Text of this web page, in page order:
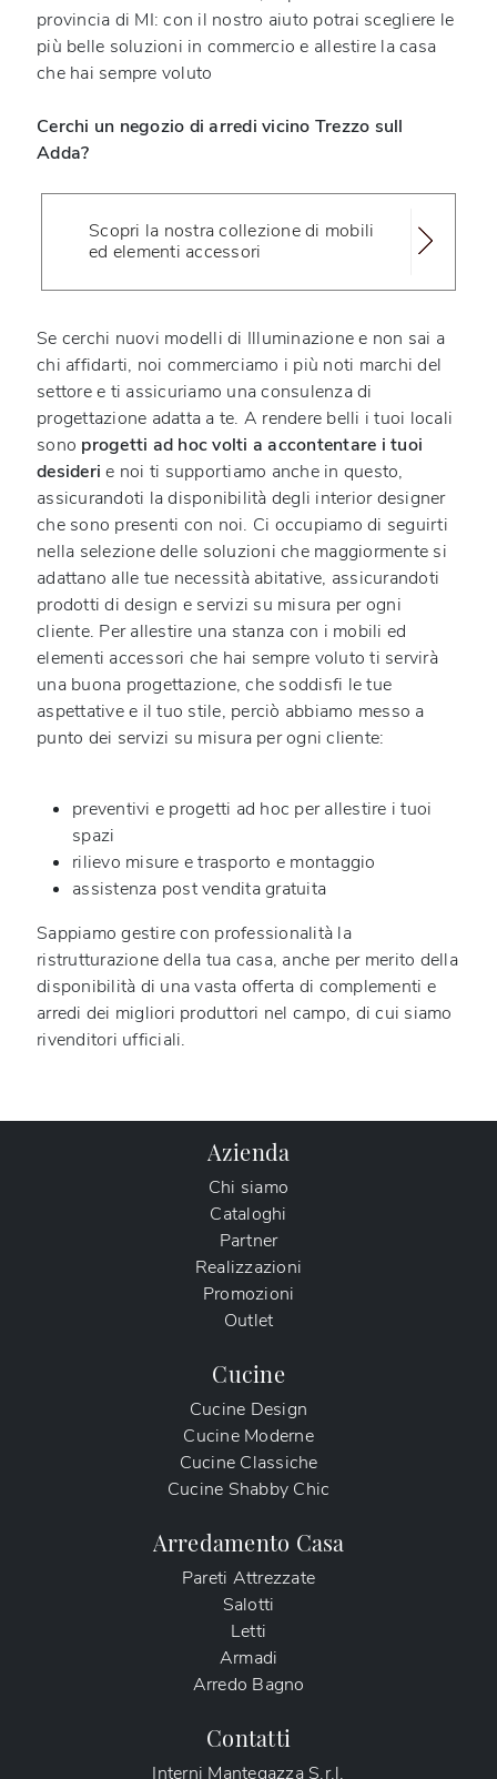
provincia di MI: con il nostro aiuto potrai scegliere le
più belle soluzioni in commercio e allestire la casa
che hai sempre voluto
Cerchi un negozio di arredi vicino Trezzo sull
Adda?
Scopri la nostra collezione di mobili
ed elementi accessori
Se cerchi nuovi modelli di Illuminazione e non sai a
chi affidarti, noi commerciamo i più noti marchi del
settore e ti assicuriamo una consulenza di
progettazione adatta a te. A rendere belli i tuoi locali
sono progetti ad hoc volti a accontentare i tuoi
desideri e noi ti supportiamo anche in questo,
assicurandoti la disponibilità degli interior designer
che sono presenti con noi. Ci occupiamo di seguirti
nella selezione delle soluzioni che maggiormente si
adattano alle tue necessità abitative, assicurandoti
prodotti di design e servizi su misura per ogni
cliente. Per allestire una stanza con i mobili ed
elementi accessori che hai sempre voluto ti servirà
una buona progettazione, che soddisfi le tue
aspettative e il tuo stile, perciò abbiamo messo a
punto dei servizi su misura per ogni cliente:
preventivi e progetti ad hoc per allestire i tuoi
spazi
rilievo misure e trasporto e montaggio
assistenza post vendita gratuita
Sappiamo gestire con professionalità la
ristrutturazione della tua casa, anche per merito della
disponibilità di una vasta offerta di complementi e
arredi dei migliori produttori nel campo, di cui siamo
rivenditori ufficiali.
Azienda
Chi siamo
Cataloghi
Partner
Realizzazioni
Promozioni
Outlet
Cucine
Cucine Design
Cucine Moderne
Cucine Classiche
Cucine Shabby Chic
Arredamento Casa
Pareti Attrezzate
Salotti
Letti
Armadi
Arredo Bagno
Contatti
Interni Mantegazza S.r.l.